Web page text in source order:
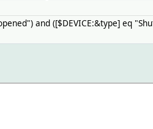
and ([$DEVICE:&type] eq